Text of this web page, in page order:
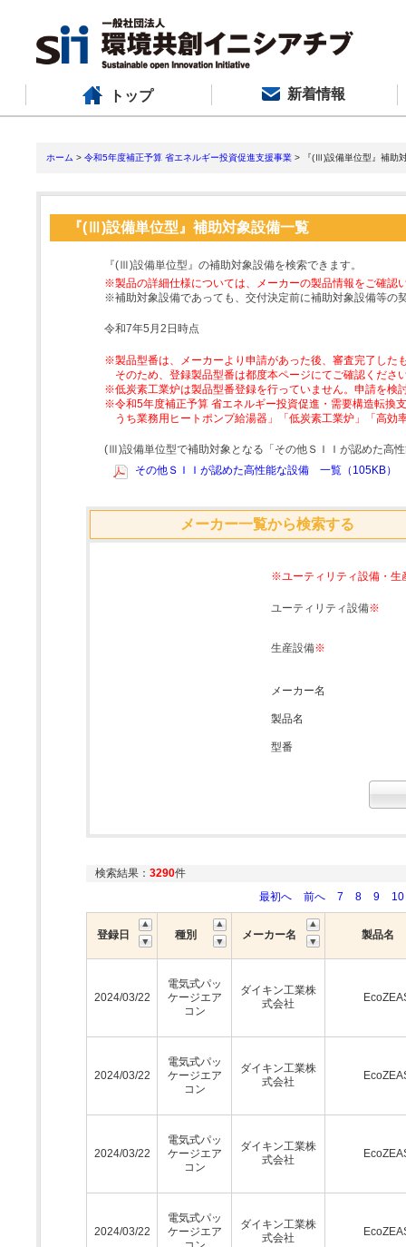
トップ 新着情報
ホーム > 令和5年度補正予算 省エネルギー投資促進支援事業 > 『(Ⅲ)設備単位型』補助
『(Ⅲ)設備単位型』補助対象設備一覧
『(Ⅲ)設備単位型』の補助対象設備を検索できます。
※製品の詳細仕様については、メーカーの製品情報をご確認
※補助対象設備であっても、交付決定前に補助対象設備等の
令和7年5月2日時点
※製品型番は、メーカーより申請があった後、審査完了した
そのため、登録製品型番は都度本ページにてご確認くださ
※低炭素工業炉は製品型番登録を行っていません。申請を検
※令和5年度補正予算 省エネルギー投資促進・需要構造転換
うち業務用ヒートポンプ給湯器」「低炭素工業炉」「高
(Ⅲ)設備単位型で補助対象となる「その他ＳＩＩが認めた高
その他ＳＩＩが認めた高性能な設備 一覧（105KB）
メーカー一覧から検索する
※ユーティリティ設備・生
ユーティリティ設備※
生産設備※
メーカー名
製品名
型番
検索結果： 3290件
最初へ
前へ 7 8 9 10
登録日 種別 メーカー名 製品名
2024/03/22
電気式パッ
ケージエア
コン
ダイキン工業株
式会社
2024/03/22
電気式パッ
ケージエア
コン
ダイキン工業株
式会社
2024/03/22
電気式パッ
ケージエア
コン
ダイキン工業株
式会社
2024/03/22
電気式パッ
ケージエア
ダイキン工業株
式会社